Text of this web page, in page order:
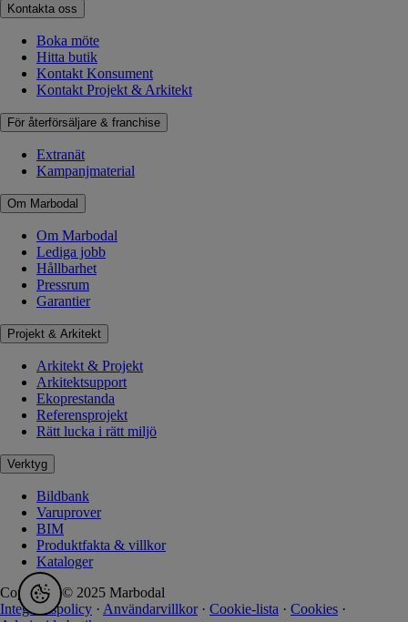
Kontakta oss
Boka möte
Hitta butik
Kontakt Konsument
Kontakt Projekt & Arkitekt
För återförsäljare & franchise
Extranät
Kampanjmaterial
Om Marbodal
Om Marbodal
Lediga jobb
Hållbarhet
Pressrum
Garantier
Projekt & Arkitekt
Arkitekt & Projekt
Arkitektsupport
Ekoprestanda
Referensprojekt
Rätt lucka i rätt miljö
Verktyg
Bildbank
Varuprover
BIM
Produktfakta & villkor
Kataloger
Copyright © 2025 Marbodal
Integritetspolicy · Användarvillkor · Cookie-lista · Cookies ·